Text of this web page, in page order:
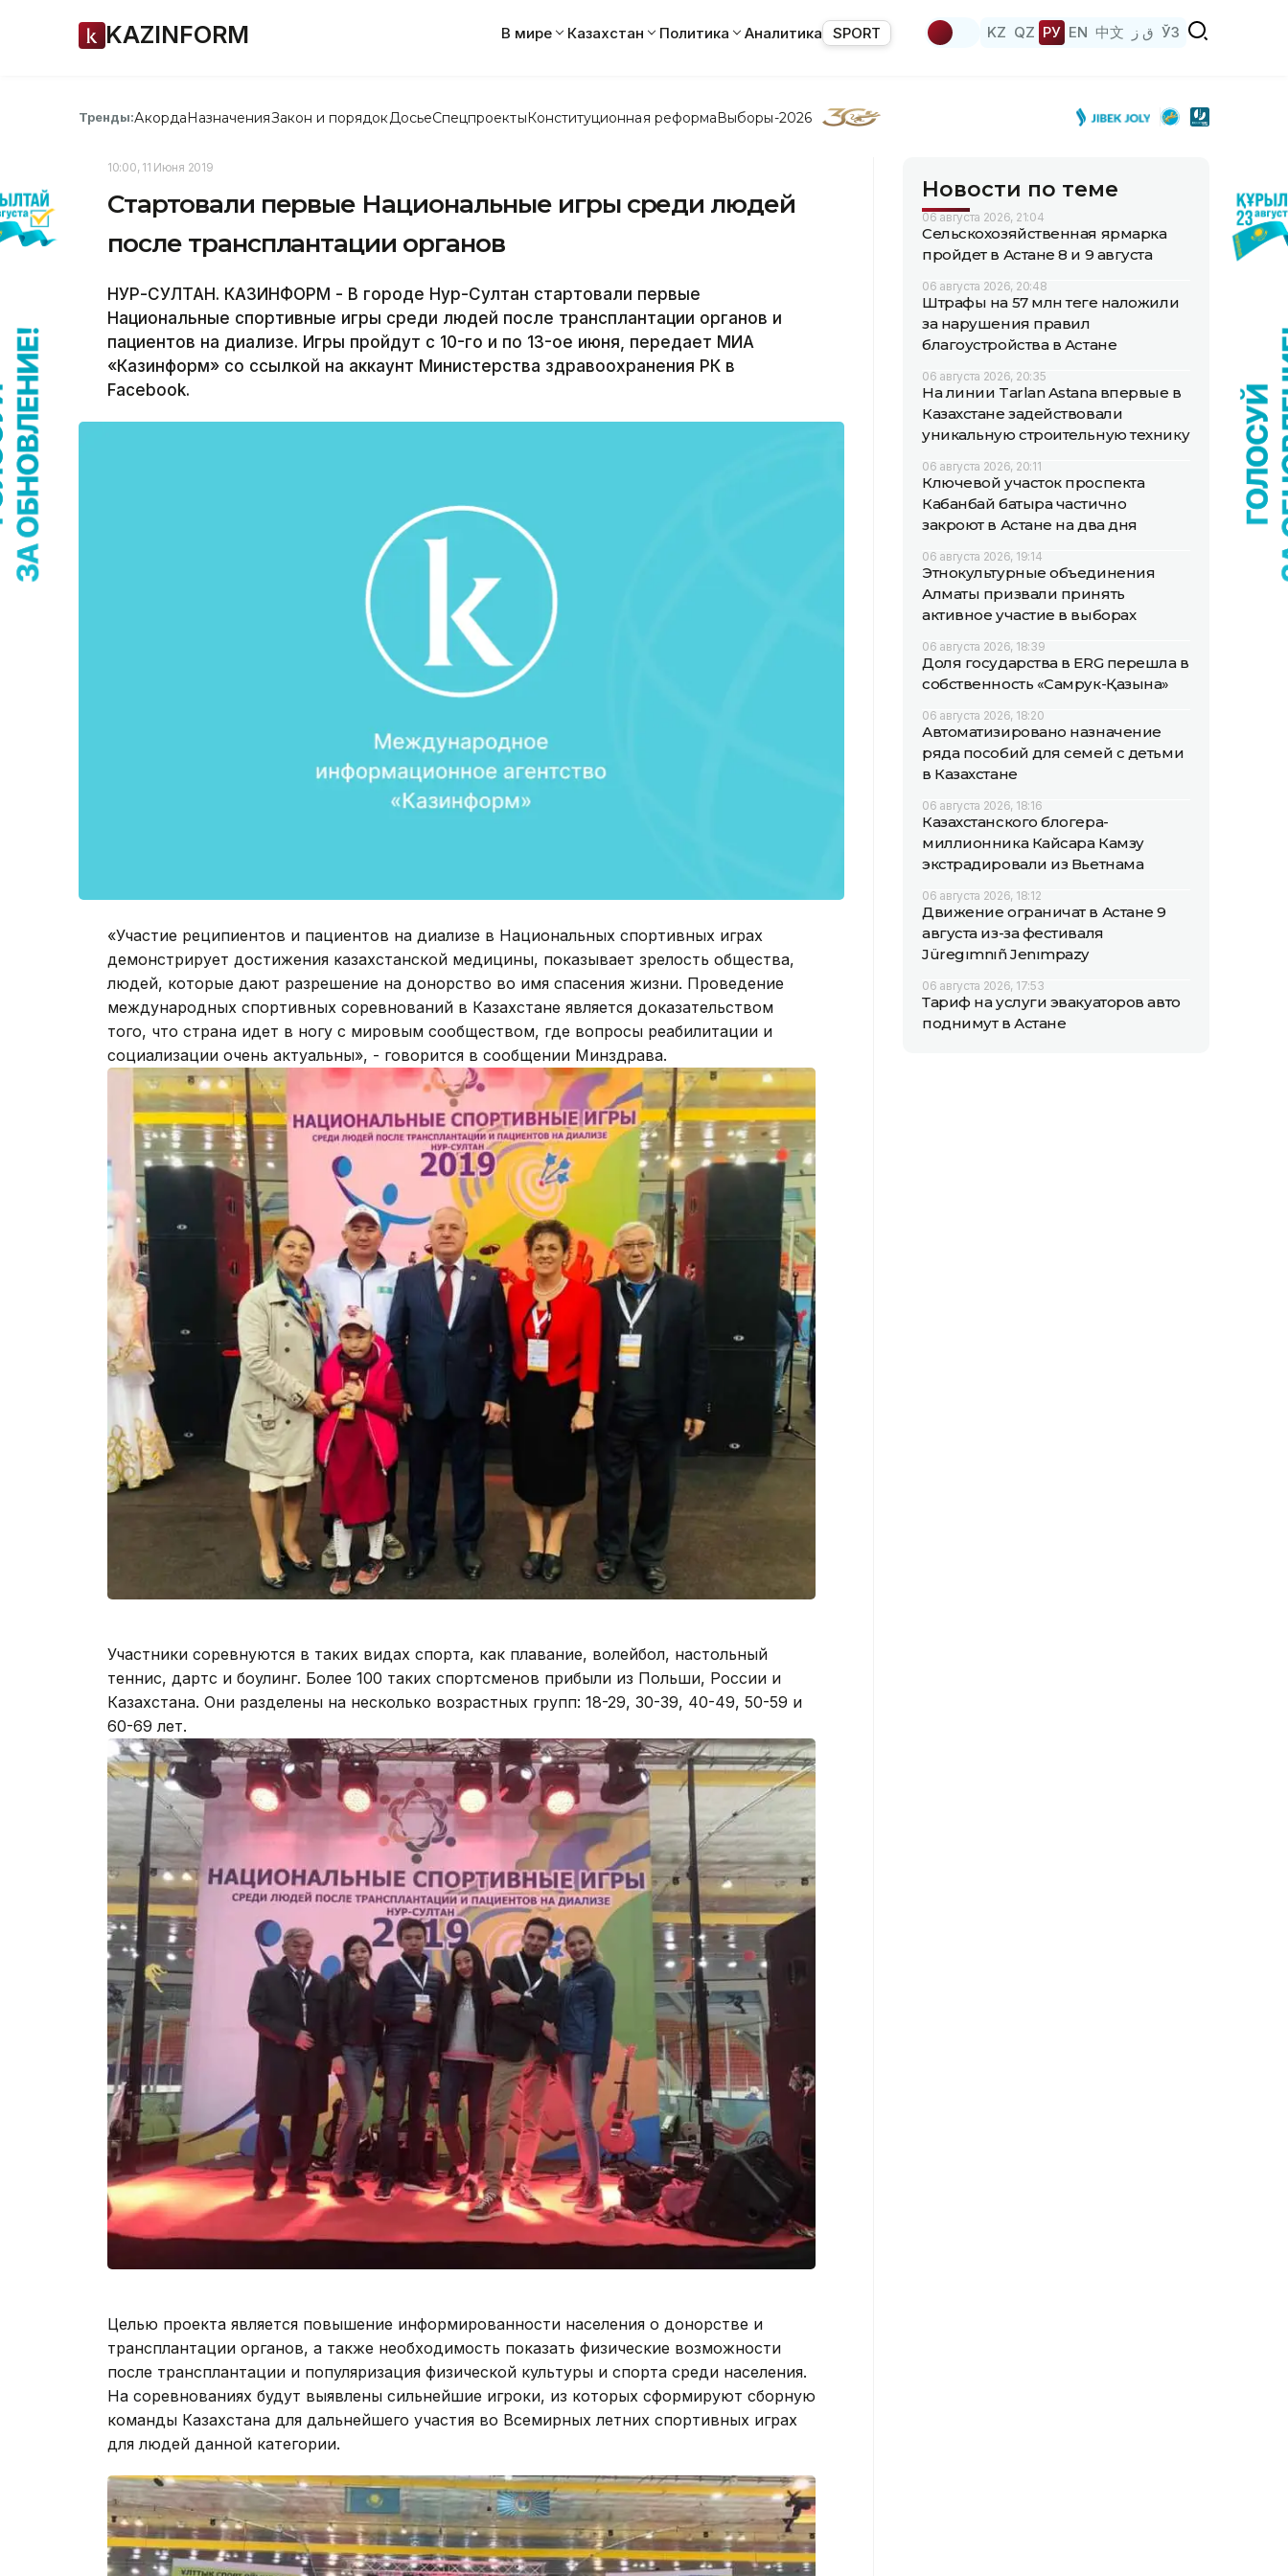
KAZINFORM В мире Казахстан Политика Аналитика SPORT KZ QZ РУ EN 中文 ق ز ЎЗ
Тренды:АкордаНазначенияЗакон и порядок ДосьеСпецпроектыКонституционная реформаВыборы-2026
10:00, 11 Июня 2019
Стартовали первые Национальные игры среди людей
после трансплантации органов
НУР-СУЛТАН. КАЗИНФОРМ - В городе Нур-Султан стартовали первые
Национальные спортивные игры среди людей после трансплантации органов и
пациентов на диализе. Игры пройдут с 10-го и по 13-ое июня, передает МИА
«Казинформ» со ссылкой на аккаунт Министерства здравоохранения РК в
Facebook.
«Участие реципиентов и пациентов на диализе в Национальных спортивных играх
демонстрирует достижения казахстанской медицины, показывает зрелость общества,
людей, которые дают разрешение на донорство во имя спасения жизни. Проведение
международных спортивных соревнований в Казахстане является доказательством
того, что страна идет в ногу с мировым сообществом, где вопросы реабилитации и
социализации очень актуальны», - говорится в сообщении Минздрава.
Участники соревнуются в таких видах спорта, как плавание, волейбол, настольный
теннис, дартс и боулинг. Более 100 таких спортсменов прибыли из Польши, России и
Казахстана. Они разделены на несколько возрастных групп: 18-29, 30-39, 40-49, 50-59 и
60-69 лет.
Целью проекта является повышение информированности населения о донорстве и
трансплантации органов, а также необходимость показать физические возможности
после трансплантации и популяризация физической культуры и спорта среди населения.
На соревнованиях будут выявлены сильнейшие игроки, из которых сформируют сборную
команды Казахстана для дальнейшего участия во Всемирных летних спортивных играх
для людей данной категории.
Новости по теме
06 августа 2026, 21:04
Сельскохозяйственная ярмарка
пройдет в Астане 8 и 9 августа
06 августа 2026, 20:48
Штрафы на 57 млн теңге наложили
за нарушения правил
благоустройства в Астане
06 августа 2026, 20:35
На линии Tarlan Astana впервые в
Казахстане задействовали
уникальную строительную технику
06 августа 2026, 20:11
Ключевой участок проспекта
Кабанбай батыра частично
закроют в Астане на два дня
06 августа 2026, 19:14
Этнокультурные объединения
Алматы призвали принять
активное участие в выборах
06 августа 2026, 18:39
Доля государства в ERG перешла в
собственность «Самрук-Қазына»
06 августа 2026, 18:20
Автоматизировано назначение
ряда пособий для семей с детьми
в Казахстане
06 августа 2026, 18:16
Казахстанского блогера-
миллионника Кайсара Камзу
экстрадировали из Вьетнама
06 августа 2026, 18:12
Движение ограничат в Астане 9
августа из-за фестиваля
Jüregımnıñ Jenımpazy
06 августа 2026, 17:53
Тариф на услуги эвакуаторов авто
поднимут в Астане